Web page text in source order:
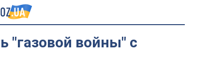
"газовой войны" с